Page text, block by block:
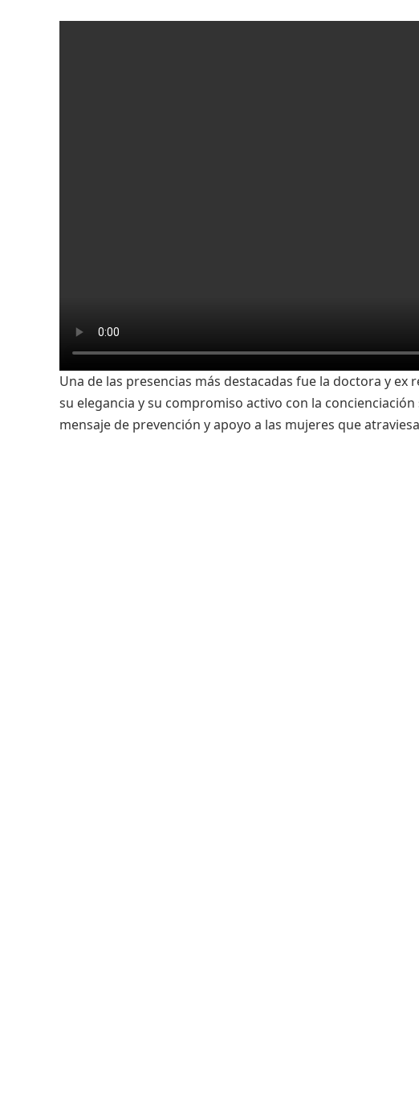
Una de las presencias más destacadas fue la doctora y
su elegancia y su compromiso activo con la
mensaje de prevención y apoyo a las mujeres que